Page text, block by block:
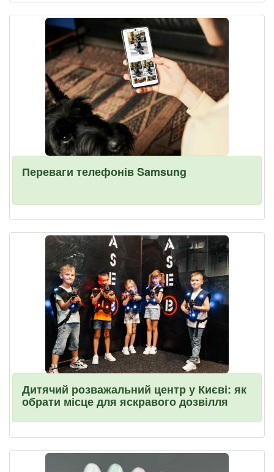
Переваги телефонів Samsung
Дитячий розважальний центр у Києві: як
обрати місце для яскравого дозвілля